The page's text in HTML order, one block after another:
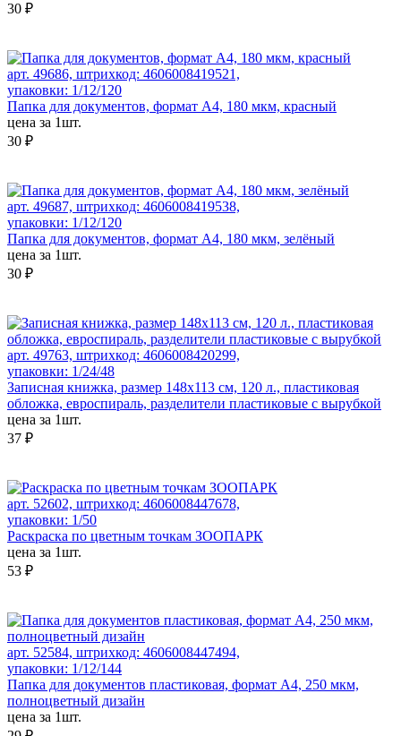
30 ₽
арт. 49686, штрихкод: 4606008419521,
упаковки: 1/12/120
Папка для документов, формат А4, 180 мкм, красный
цена за 1шт.
30 ₽
арт. 49687, штрихкод: 4606008419538,
упаковки: 1/12/120
Папка для документов, формат А4, 180 мкм, зелёный
цена за 1шт.
30 ₽
арт. 49763, штрихкод: 4606008420299,
упаковки: 1/24/48
Записная книжка, размер 148х113 см, 120 л., пластиковая
обложка, евроспираль, разделители пластиковые с вырубкой
цена за 1шт.
37 ₽
арт. 52602, штрихкод: 4606008447678,
упаковки: 1/50
Раскраска по цветным точкам ЗООПАРК
цена за 1шт.
53 ₽
арт. 52584, штрихкод: 4606008447494,
упаковки: 1/12/144
Папка для документов пластиковая, формат А4, 250 мкм,
полноцветный дизайн
цена за 1шт.